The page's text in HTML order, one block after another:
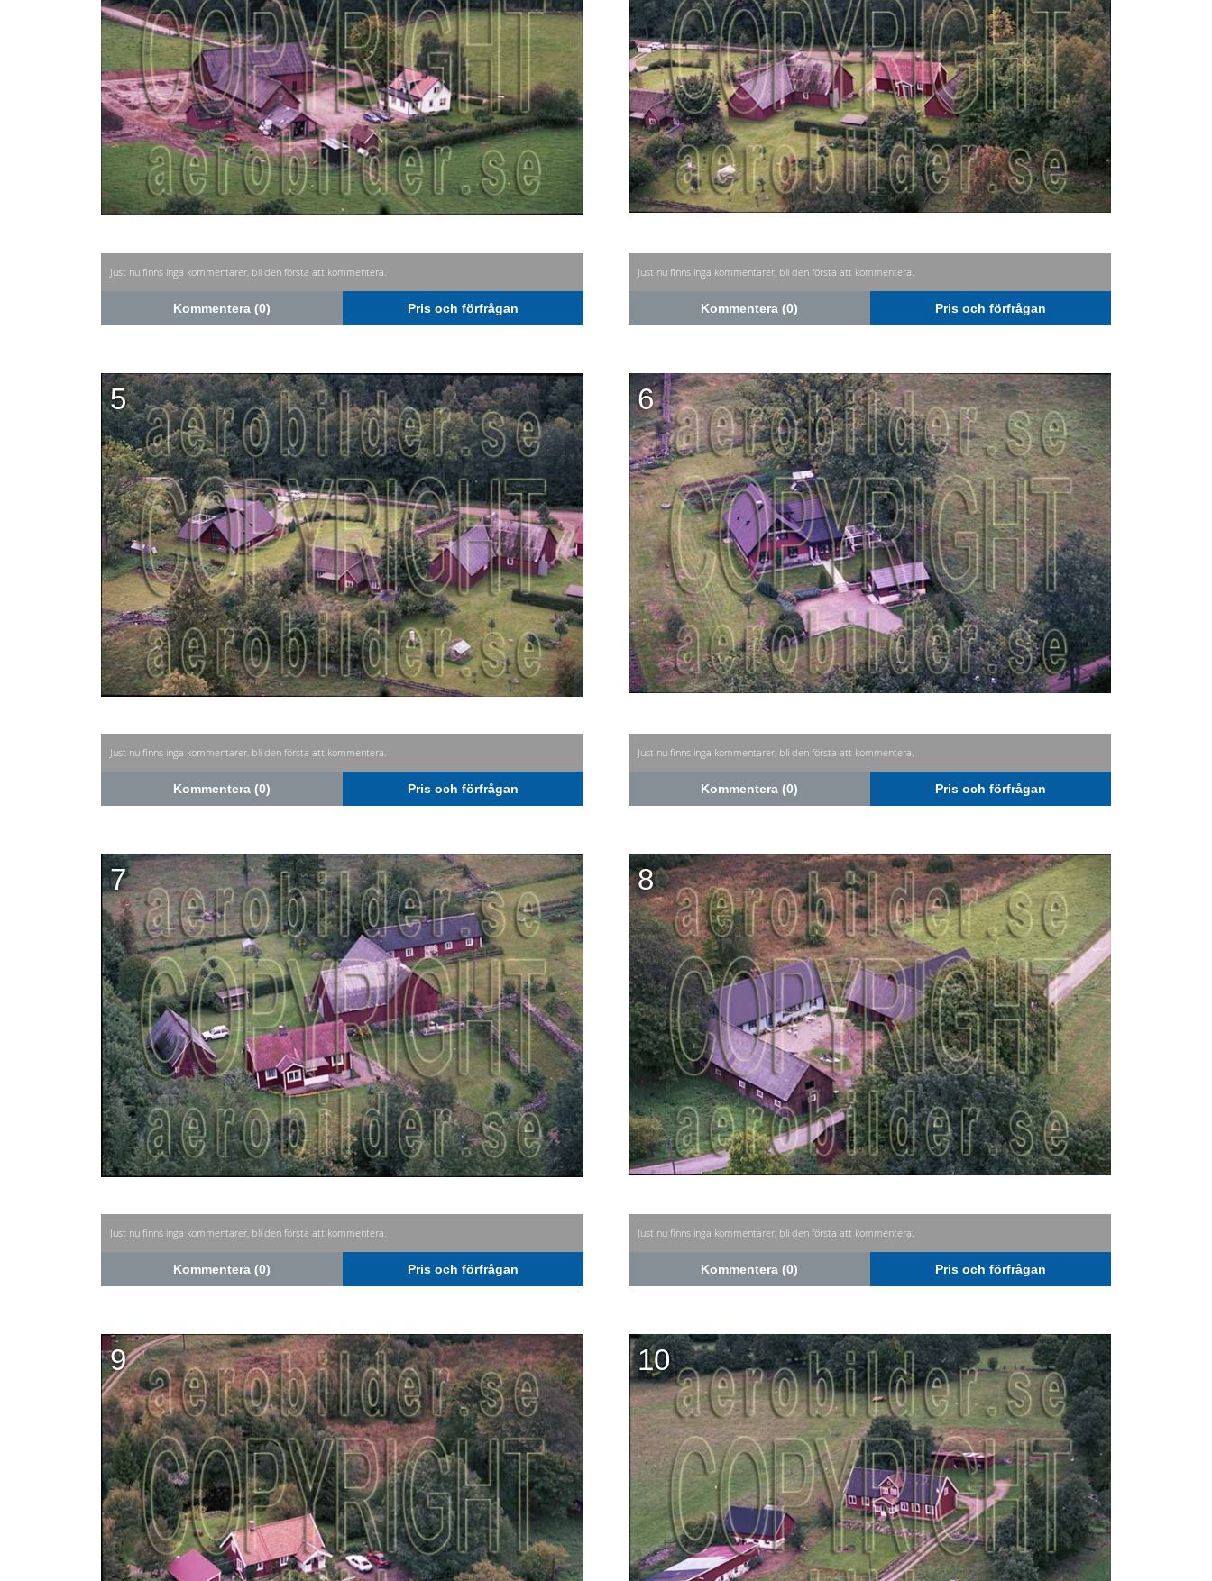
Just nu finns inga kommentarer, bli den första att kommentera.
Kommentera (0) Pris och förfrågan
Just nu finns inga kommentarer, bli den första att kommentera.
Kommentera (0) Pris och förfrågan
5
Just nu finns inga kommentarer, bli den första att kommentera.
Kommentera (0) Pris och förfrågan
6
Just nu finns inga kommentarer, bli den första att kommentera.
Kommentera (0) Pris och förfrågan
7
Just nu finns inga kommentarer, bli den första att kommentera.
Kommentera (0) Pris och förfrågan
8
Just nu finns inga kommentarer, bli den första att kommentera.
Kommentera (0) Pris och förfrågan
9 10